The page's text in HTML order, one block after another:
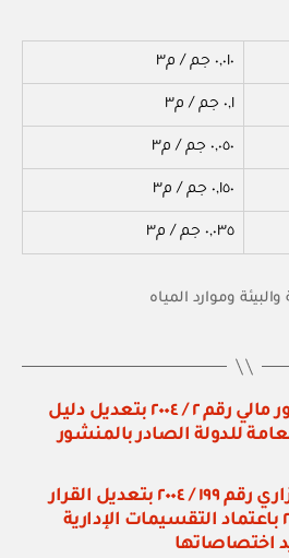
٠,٠١٠ جم / م٣
٠,١ جم / م٣
٠,٠٥٠ جم / م٣
٠,١٥٠ جم / م٣
٠,٠٣٥ جم / م٣
والبيئة وموارد المياه
وزارة المالية: منشور مالي رقم ٢ / ٢٠٠٤ بتعديل دليل
للدولة الصادر بالمنشور
وزارة العدل: قرار وزاري رقم ١٩٩ / ٢٠٠٤ بتعديل القرار
الوزاري رقم ٨٧ / ٢٠٠٠ باعتماد التقسيمات الإدارية
اختصاصاتها